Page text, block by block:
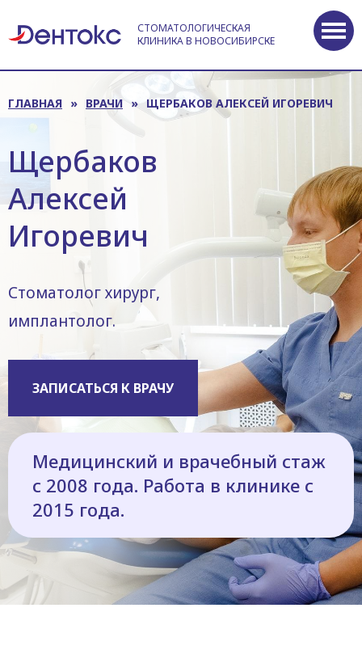
СТОМАТОЛОГИЧЕСКАЯ
КЛИНИКА В НОВОСИБИРСКЕ
ГЛАВНАЯ » ВРАЧИ » ЩЕРБАКОВ АЛЕКСЕЙ ИГОРЕВИЧ
Щербаков
Алексей
Игоревич
Стоматолог хирург,
имплантолог.
ЗАПИСАТЬСЯ К ВРАЧУ
Медицинский и врачебный стаж
с 2008 года. Работа в клинике с
2015 года.